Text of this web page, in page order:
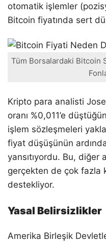
otomatik işlemler
Bitcoin fiyatında sert
Tüm Borsalardaki Bitcoin
Kripto para analisti
oranı %0,011’e
işlem sözleşmeleri
fiyat düşüşünün
yansıtıyordu. Bu, diğer
gerçekten de çok fazla
destekliyor.
Yasal Belirsizlikler
Amerika Birleşik